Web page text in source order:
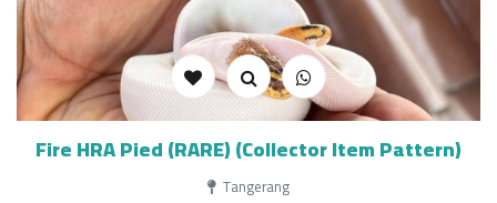
Fire HRA Pied (RARE) (Collector Item Pattern)
Tangerang